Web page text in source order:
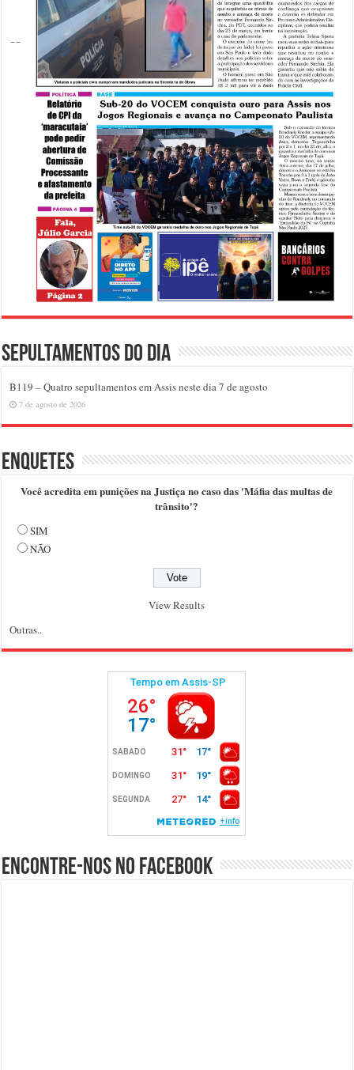
Sepultamentos do dia
B119 – Quatro sepultamentos em Assis neste dia 7 de agosto
7 de agosto de 2026
Enquetes
Você acredita em punições na Justiça no caso das 'Máfia das multas de
trânsito'?
SIM
NÃO
View Results
Outras..
Encontre-nos no Facebook